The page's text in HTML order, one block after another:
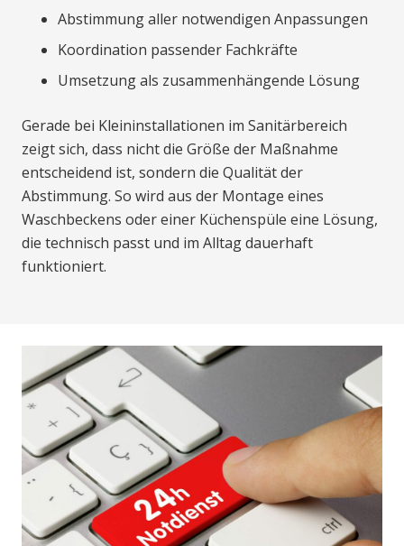
Abstimmung aller notwendigen Anpassungen
Koordination passender Fachkräfte
Umsetzung als zusammenhängende Lösung
Gerade bei Kleininstallationen im Sanitärbereich
zeigt sich, dass nicht die Größe der Maßnahme
entscheidend ist, sondern die Qualität der
Abstimmung. So wird aus der Montage eines
Waschbeckens oder einer Küchenspüle eine Lösung,
die technisch passt und im Alltag dauerhaft
funktioniert.